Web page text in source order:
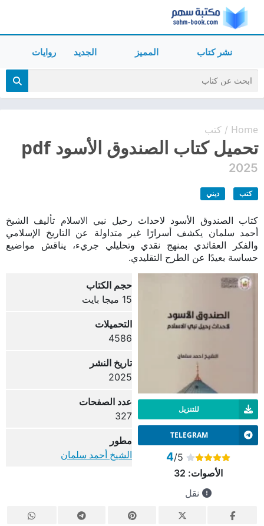
نشر كتاب المميز الجديد روايات
Home
/ كتب
تحميل كتاب الصندوق الأسود pdf
2025
كتب ديني
كتاب الصندوق الأسود لاحداث رحيل نبي الاسلام تأليف الشيخ
أحمد سلمان يكشف أسرارًا غير متداولة عن التاريخ الإسلامي
والفكر العقائدي بمنهج نقدي وتحليلي جريء، يناقش مواضيع
حساسة بعيدًا عن الطرح التقليدي.
للتنزيل
TELEGRAM
4/5
الأصوات: 32
نقل
حجم الكتاب
15 ميجا بايت
التحميلات
4586
تاريخ النشر
2025
عدد الصفحات
327
مطور
الشيخ أحمد سلمان